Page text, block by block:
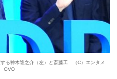
る神木隆之介（左）と斎藤工 （C）エンタメ
OVO